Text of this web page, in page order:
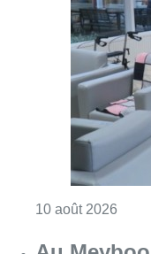
Au
disparus
Fonds